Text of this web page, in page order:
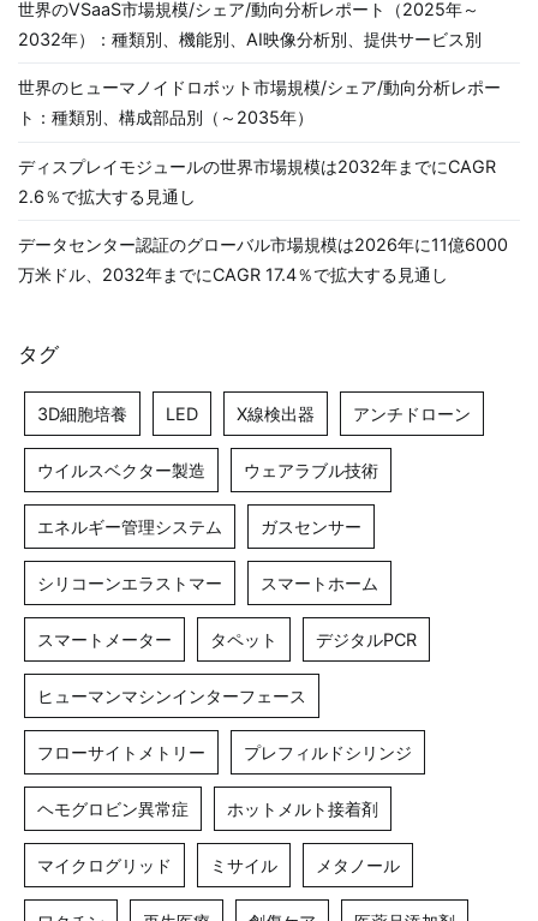
世界のVSaaS市場規模/シェア/動向分析レポート（2025年～
2032年）：種類別、機能別、AI映像分析別、提供サービス別
世界のヒューマノイドロボット市場規模/シェア/動向分析レポー
ト：種類別、構成部品別（～2035年）
ディスプレイモジュールの世界市場規模は2032年までにCAGR
2.6％で拡大する見通し
データセンター認証のグローバル市場規模は2026年に11億6000
万米ドル、2032年までにCAGR 17.4％で拡大する見通し
タグ
3D細胞培養 LED X線検出器 アンチドローン
ウイルスベクター製造 ウェアラブル技術
エネルギー管理システム ガスセンサー
シリコーンエラストマー スマートホーム
スマートメーター タペット デジタルPCR
ヒューマンマシンインターフェース
フローサイトメトリー プレフィルドシリンジ
ヘモグロビン異常症 ホットメルト接着剤
マイクログリッド ミサイル メタノール